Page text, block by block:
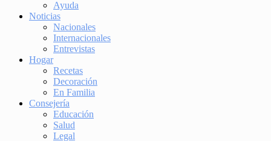
Ayuda
Noticias
Nacionales
Internacionales
Entrevistas
Hogar
Recetas
Decoración
En Familia
Consejería
Educación
Salud
Legal